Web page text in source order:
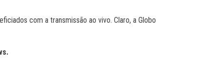
com a transmissão ao vivo. Claro, a Globo